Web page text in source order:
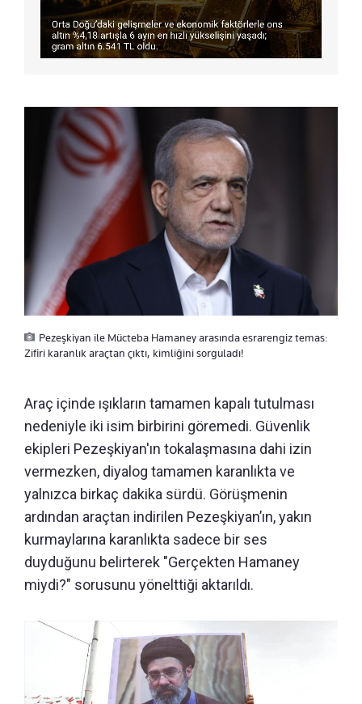
Pezeşkiyan ile Mücteba Hamaney arasında esrarengiz temas:
Zifiri karanlık araçtan çıktı, kimliğini sorguladı!
Araç içinde ışıkların tamamen kapalı tutulması
nedeniyle iki isim birbirini göremedi. Güvenlik
ekipleri Pezeşkiyan'ın tokalaşmasına dahi izin
vermezken, diyalog tamamen karanlıkta ve
yalnızca birkaç dakika sürdü. Görüşmenin
ardından araçtan indirilen Pezeşkiyan’ın, yakın
kurmaylarına karanlıkta sadece bir ses
duyduğunu belirterek "Gerçekten Hamaney
miydi?" sorusunu yönelttiği aktarıldı.